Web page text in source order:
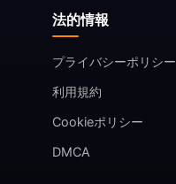
法的情報
プライバシーポリシー
利用規約
Cookieポリシー
DMCA